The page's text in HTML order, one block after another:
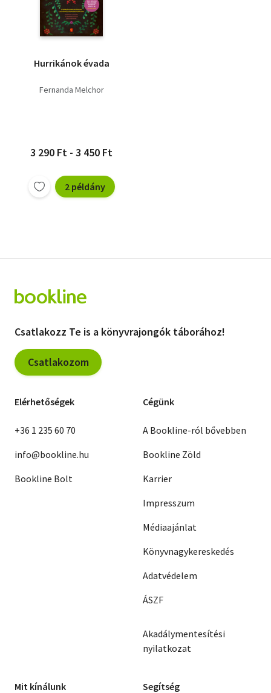
Hurrikánok évada
Fernanda Melchor
3 290 Ft - 3 450 Ft
2 példány
Csatlakozz Te is a könyvrajongók táborához!
Csatlakozom
Elérhetőségek
+36 1 235 60 70
info@bookline.hu
Bookline Bolt
Cégünk
A Bookline-ról bővebben
Bookline Zöld
Karrier
Impresszum
Médiaajánlat
Könyvnagykereskedés
Adatvédelem
ÁSZF
Akadálymentesítési
nyilatkozat
Mit kínálunk Segítség